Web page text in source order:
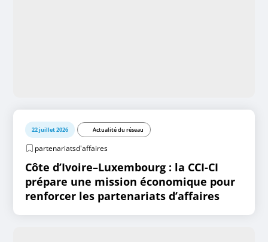
22 juillet 2026 Actualité du réseau
partenariatsd'affaires
Côte d’Ivoire–Luxembourg : la CCI-CI
prépare une mission économique pour
renforcer les partenariats d’affaires